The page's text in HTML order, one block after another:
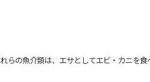
の魚介類は、エサとしてエビ・カニを食